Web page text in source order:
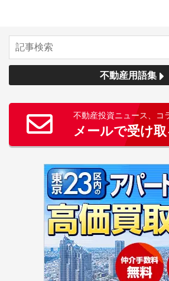
不動産用語集
不動産投資ニュース、コ
メールで受け取